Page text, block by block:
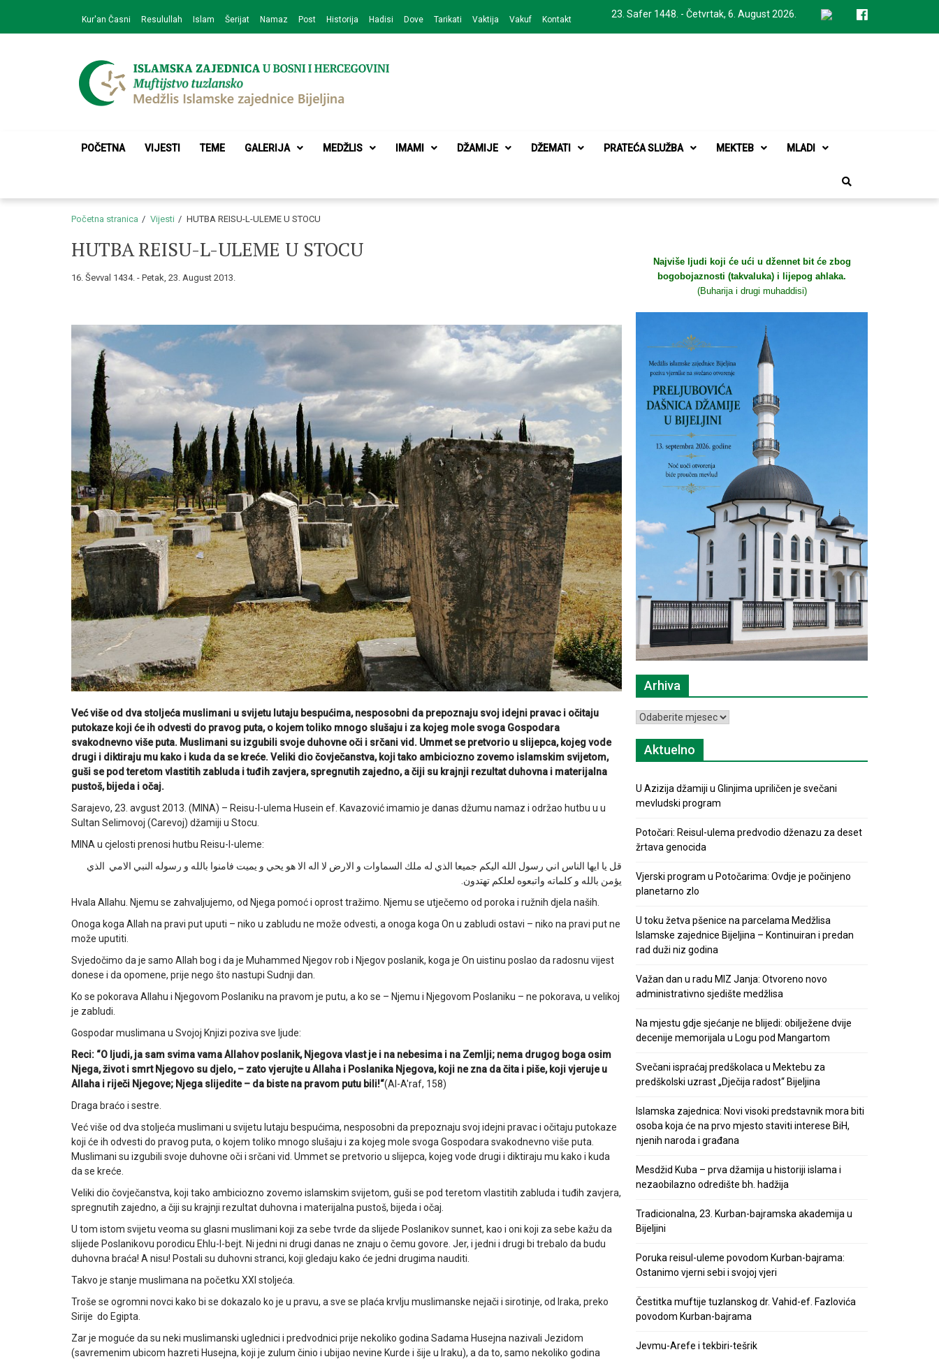
navigation
content
23. Safer 1448. - Četvrtak, 6. August 2026.
Kur'an Časni Resulullah Islam Šerijat Namaz Post Historija Hadisi Dove Tarikati Vaktija Vakuf Kontakt
Medžlis Islamske zajednice Bijeljina
POČETNA VIJESTI TEME GALERIJA MEDŽLIS IMAMI DŽAMIJE DŽEMATI PRATEĆA SLUŽBA MEKTEB MLADI
Početna stranica Vijesti HUTBA REISU-L-ULEME U STOCU
HUTBA REISU-L-ULEME U STOCU
16. Ševval 1434. - Petak, 23. August 2013.
Već više od dva stoljeća muslimani u svijetu lutaju bespućima, nesposobni da prepoznaju svoj idejni pravac i očitaju
putokaze koji će ih odvesti do pravog puta, o kojem toliko mnogo slušaju i za kojeg mole svoga Gospodara
svakodnevno više puta. Muslimani su izgubili svoje duhovne oči i srčani vid. Ummet se pretvorio u slijepca, kojeg vode
drugi i diktiraju mu kako i kuda da se kreće. Veliki dio čovječanstva, koji tako ambiciozno zovemo islamskim svijetom,
guši se pod teretom vlastitih zabluda i tuđih zavjera, spregnutih zajedno, a čiji su krajnji rezultat duhovna i materijalna
pustoš, bijeda i očaj.
Sarajevo, 23. avgust 2013. (MINA) – Reisu-l-ulema Husein ef. Kavazović imamio je danas džumu namaz i održao hutbu u u
Sultan Selimovoj (Carevoj) džamiji u Stocu.
MINA u cjelosti prenosi hutbu Reisu-l-uleme:
قل يا ايها الناس اني رسول الله اليكم جميعا الذي له ملك السماوات و الارض لا اله الا هو يحي و يميت فامنوا بالله و رسوله النبي الامي الذي
يؤمن بالله و كلماته واتبعوه لعلكم تهتدون.
Hvala Allahu. Njemu se zahvaljujemo, od Njega pomoć i oprost tražimo. Njemu se utječemo od poroka i ružnih djela naših.
Onoga koga Allah na pravi put uputi – niko u zabludu ne može odvesti, a onoga koga On u zabludi ostavi – niko na pravi put ne
može uputiti.
Svjedočimo da je samo Allah bog i da je Muhammed Njegov rob i Njegov poslanik, koga je On uistinu poslao da radosnu vijest
donese i da opomene, prije nego što nastupi Sudnji dan.
Ko se pokorava Allahu i Njegovom Poslaniku na pravom je putu, a ko se – Njemu i Njegovom Poslaniku – ne pokorava, u velikoj
je zabludi.
Gospodar muslimana u Svojoj Knjizi poziva sve ljude:
Reci: “O ljudi, ja sam svima vama Allahov poslanik, Njegova vlast je i na nebesima i na Zemlji; nema drugog boga osim
Njega, život i smrt Njegovo su djelo, – zato vjerujte u Allaha i Poslanika Njegova, koji ne zna da čita i piše, koji vjeruje u
Allaha i riječi Njegove; Njega slijedite – da biste na pravom putu bili!“(Al-A'raf, 158)
Draga braćo i sestre.
Već više od dva stoljeća muslimani u svijetu lutaju bespućima, nesposobni da prepoznaju svoj idejni pravac i očitaju putokaze
koji će ih odvesti do pravog puta, o kojem toliko mnogo slušaju i za kojeg mole svoga Gospodara svakodnevno više puta.
Muslimani su izgubili svoje duhovne oči i srčani vid. Ummet se pretvorio u slijepca, kojeg vode drugi i diktiraju mu kako i kuda
da se kreće.
Veliki dio čovječanstva, koji tako ambiciozno zovemo islamskim svijetom, guši se pod teretom vlastitih zabluda i tuđih zavjera,
spregnutih zajedno, a čiji su krajnji rezultat duhovna i materijalna pustoš, bijeda i očaj.
U tom istom svijetu veoma su glasni muslimani koji za sebe tvrde da slijede Poslanikov sunnet, kao i oni koji za sebe kažu da
slijede Poslanikovu porodicu Ehlu-l-bejt. Ni jedni ni drugi danas ne znaju o čemu govore. Jer, i jedni i drugi bi trebalo da budu
duhovna braća! A nisu! Postali su duhovni stranci, koji gledaju kako će jedni drugima nauditi.
Takvo je stanje muslimana na početku XXI stoljeća.
Troše se ogromni novci kako bi se dokazalo ko je u pravu, a sve se plaća krvlju muslimanske nejači i sirotinje, od Iraka, preko
Sirije do Egipta.
Zar je moguće da su neki muslimanski uglednici i predvodnici prije nekoliko godina Sadama Husejna nazivali Jezidom
(savremenim ubicom hazreti Husejna, koji je zulum činio i ubijao nevine Kurde i šije u Iraku), a da to, samo nekoliko godina
Najviše ljudi koji će ući u džennet bit će zbog
bogobojaznosti (takvaluka) i lijepog ahlaka.
(Buharija i drugi muhaddisi)
Arhiva
Arhiva
Aktuelno
U Azizija džamiji u Glinjima upriličen je svečani
mevludski program
Potočari: Reisul-ulema predvodio dženazu za deset
žrtava genocida
Vjerski program u Potočarima: Ovdje je počinjeno
planetarno zlo
U toku žetva pšenice na parcelama Medžlisa
Islamske zajednice Bijeljina – Kontinuiran i predan
rad duži niz godina
Važan dan u radu MIZ Janja: Otvoreno novo
administrativno sjedište medžlisa
Na mjestu gdje sjećanje ne blijedi: obilježene dvije
decenije memorijala u Logu pod Mangartom
Svečani ispraćaj predškolaca u Mektebu za
predškolski uzrast „Dječija radost“ Bijeljina
Islamska zajednica: Novi visoki predstavnik mora biti
osoba koja će na prvo mjesto staviti interese BiH,
njenih naroda i građana
Mesdžid Kuba – prva džamija u historiji islama i
nezaobilazno odredište bh. hadžija
Tradicionalna, 23. Kurban-bajramska akademija u
Bijeljini
Poruka reisul-uleme povodom Kurban-bajrama:
Ostanimo vjerni sebi i svojoj vjeri
Čestitka muftije tuzlanskog dr. Vahid-ef. Fazlovića
povodom Kurban-bajrama
Jevmu-Arefe i tekbiri-tešrik